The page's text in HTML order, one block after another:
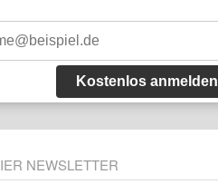
Kostenlos anmelden
NEWSLETTER